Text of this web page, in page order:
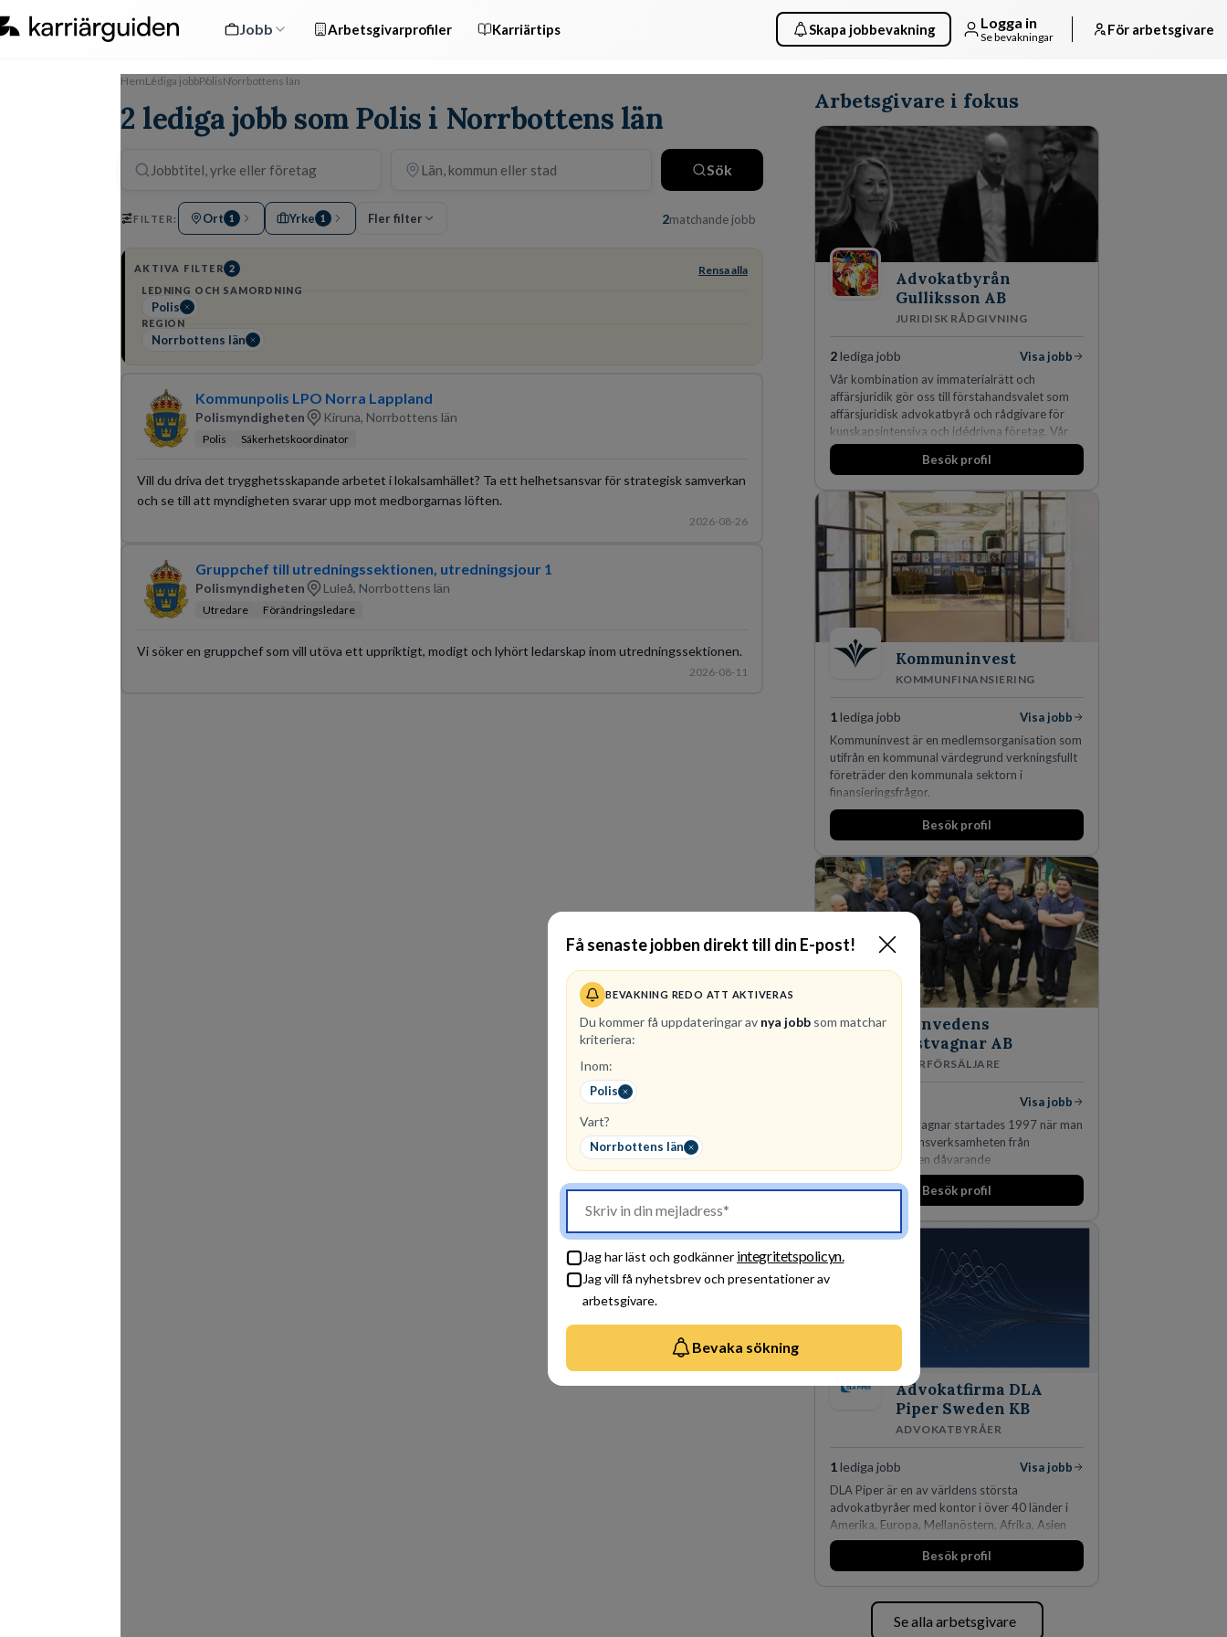
Jobb Arbetsgivarprofiler Karriärtips Skapa jobbevakning Logga in
Se bevakningar För arbetsgivare
Få senaste jobben direkt till din E-post!
BEVAKNING REDO ATT AKTIVERAS
Du kommer få uppdateringar av nya jobb som matchar
kriteriera:
Inom:
Polis
Vart?
Norrbottens län
Jag har läst och godkänner integritetspolicyn.
Jag vill få nyhetsbrev och presentationer av
arbetsgivare.
Bevaka sökning
HemLediga jobbPolisNorrbottens län
2 lediga jobb som Polis i Norrbottens län
Sök
FILTER: Ort 1 Yrke 1 Fler filter 2matchande jobb
AKTIVA FILTER 2 Rensa alla
LEDNING OCH SAMORDNING
Polis
REGION
Norrbottens län
Kommunpolis LPO Norra Lappland
Polismyndigheten Kiruna, Norrbottens län
Polis Säkerhetskoordinator
Vill du driva det trygghetsskapande arbetet i lokalsamhället? Ta ett helhetsansvar för strategisk samverkan
och se till att myndigheten svarar upp mot medborgarnas löften.
2026-08-26
Gruppchef till utredningssektionen, utredningsjour 1
Polismyndigheten Luleå, Norrbottens län
Utredare Förändringsledare
Vi söker en gruppchef som vill utöva ett uppriktigt, modigt och lyhört ledarskap inom utredningssektionen.
2026-08-11
Arbetsgivare i fokus
Advokatbyrån
Gulliksson AB
JURIDISK RÅDGIVNING
2lediga jobb
Visa jobb
Vår kombination av immaterialrätt och
affärsjuridik gör oss till förstahandsvalet som
affärsjuridisk advokatbyrå och rådgivare för
kunskapsintensiva och idédrivna företag. Vår
expertis inom IP-tillgångar har gett oss en
marknadsledande position. Våra klienter väljer
skydda, utveckla och kommersialisera
företagets viktigaste tillgångar.
Besök profil
Kommuninvest
KOMMUNFINANSIERING
1lediga jobb
Visa jobb
Kommuninvest är en medlemsorganisation som
utifrån en kommunal värdegrund verkningsfullt
företräder den kommunala sektorn i
finansieringsfrågor.
Besök profil
Finnvedens
Lastvagnar AB
ÅTERFÖRSÄLJARE
Visa jobb
Finnvedens Lastvagnar startades 1997 när man
särskilde lastvagnsverksamheten från
personbilar på den dåvarande
huvudanläggningen i Värnamo. Sedan dess har
man expanderat kraftigt genom ett antal
den största privata återförsäljaren av Volvo
Lastvagnar och finns representerade på 20
orter i södra Sverige.
Besök profil
Advokatfirma DLA
Piper Sweden KB
ADVOKATBYRÅER
1lediga jobb
Visa jobb
DLA Piper är en av världens största
advokatbyråer med kontor i över 40 länder i
Amerika, Europa, Mellanöstern, Afrika, Asien
och Oceanien. Vi är specialister inom
affärsjuridikens alla områden och vi har några
Köpenhamn, Århus, Oslo och Helsingfors kan vi
på DLA Piper erbjuda våra klienter en unik,
Besök profil
Se alla arbetsgivare